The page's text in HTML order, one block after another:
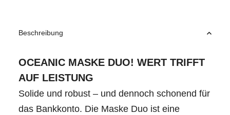
Beschreibung
OCEANIC MASKE DUO! WERT TRIFFT
AUF LEISTUNG
Solide und robust – und dennoch schonend für
das Bankkonto. Die Maske Duo ist eine